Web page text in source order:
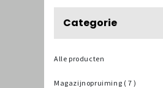
Categorie
Alle producten
Magazijnopruiming ( 7)